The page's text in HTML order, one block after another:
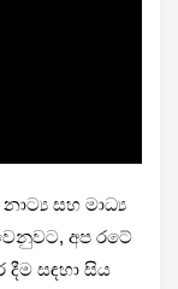
සහ මාධ්‍ය
අප රටේ
සඳහා සිය